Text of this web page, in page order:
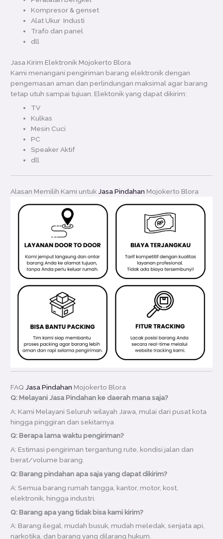
Kompresor & genset
Alat Ukur Industi
Trafo dan panel
dll
Jasa Kirim Elektronik Mojokerto Blora
Kami menangani pengiriman barang elektronik dengan
pengemasan aman dan perlindungan maksimal agar barang
tetap utuh sampai tujuan. Elektonik yang dapat dikirim:
TV
Kulkas
Mesin Cuci
PC
Speaker Aktif
dll
Alasan Memilih Kami untuk Jasa Pindahan Mojokerto Blora
FAQ Jasa Pindahan Mojokerto Blora
Q: Melayani Jasa Pindahan ke daerah mana saja?
A: Kami Melayani Seluruh wilayah Jawa, mulai dari pusat kota
hingga pinggiran dan sekitarnya
Q: Berapa lama waktu pengiriman?
A: Estimasi pengiriman tergantung rute, kondisi jalan dan
berat/volume barang.
Q: Barang pindahan apa saja yang dapat dikirim?
A: Semua barang rumah tangga, kantor, motor, kost,
elektronik, hingga industri.
Q: Barang apa yang tidak bisa kami kirim?
A: Barang ilegal, mudah busuk, mudah meledak, senjata api,
narkotika, dan barang yang dilarang hukum.